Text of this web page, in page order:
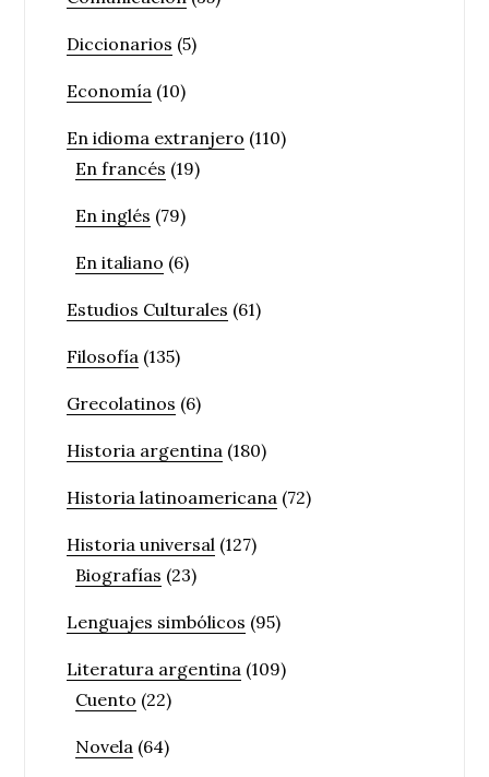
Diccionarios (5)
Economía (10)
En idioma extranjero (110)
En francés (19)
En inglés (79)
En italiano (6)
Estudios Culturales (61)
Filosofía (135)
Grecolatinos (6)
Historia argentina (180)
Historia latinoamericana (72)
Historia universal (127)
Biografías (23)
Lenguajes simbólicos (95)
Literatura argentina (109)
Cuento (22)
Novela (64)